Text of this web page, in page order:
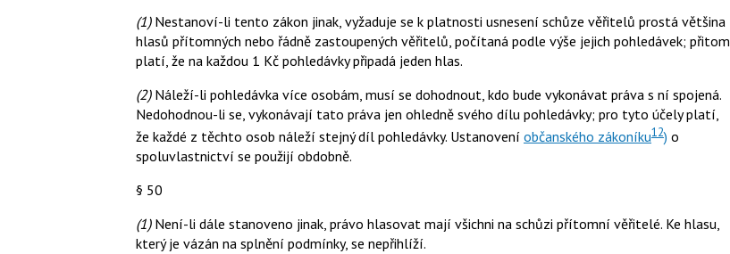
(1)Nestanoví-li tento zákon jinak, vyžaduje se k platnosti usnesení schůze věřitelů prostá většina
hlasů přítomných nebo řádně zastoupených věřitelů, počítaná podle výše jejich pohledávek; přitom
platí, že na každou 1 Kč pohledávky připadá jeden hlas.
(2)Náleží-li pohledávka více osobám, musí se dohodnout, kdo bude vykonávat práva s ní spojená.
Nedohodnou-li se, vykonávají tato práva jen ohledně svého dílu pohledávky; pro tyto účely platí,
že každé z těchto osob náleží stejný díl pohledávky. Ustanovení občanského zákoníku12) o
spoluvlastnictví se použijí obdobně.
§ 50
(1)Není-li dále stanoveno jinak, právo hlasovat mají všichni na schůzi přítomní věřitelé. Ke hlasu,
který je vázán na splnění podmínky, se nepřihlíží.